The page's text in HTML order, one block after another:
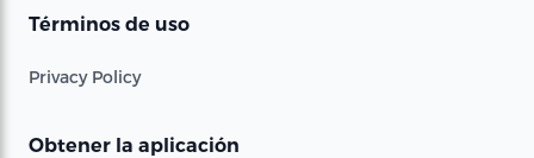
Términos de uso
Privacy Policy
Obtener la aplicación